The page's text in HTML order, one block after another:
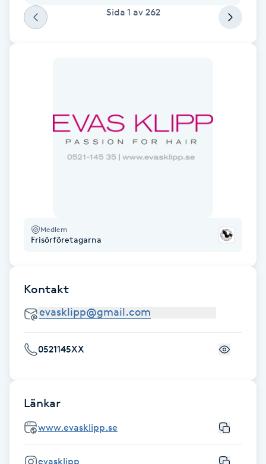
IPL hårborttagning
Kinesiologi
Kinesisk medicin
Kiropraktik
Klangmassage
Klippning & Slingor
Sida 1 av 262
Medlem
Frisörföretagarna
Kontakt
0521145XX
Länkar
www.evasklipp.se
evasklipp